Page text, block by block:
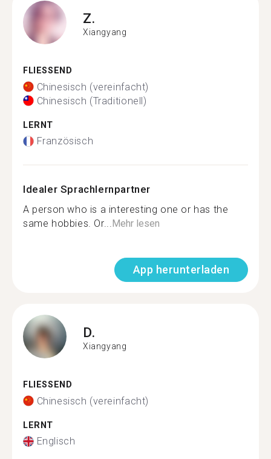
Z.
Xiangyang
FLIESSEND
Chinesisch (vereinfacht)
Chinesisch (Traditionell)
LERNT
Französisch
Idealer Sprachlernpartner
A person who is a interesting one or has the
same hobbies. Or...Mehr lesen
App herunterladen
D.
Xiangyang
FLIESSEND
Chinesisch (vereinfacht)
LERNT
Englisch